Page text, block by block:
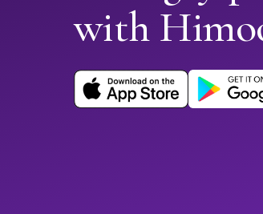
with